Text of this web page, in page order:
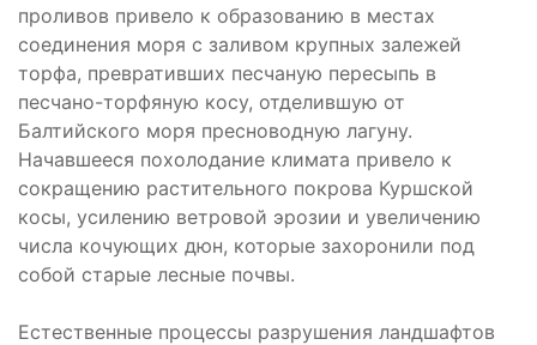
проливов привело к образованию в местах
соединения моря с заливом крупных залежей
торфа, превративших песчаную пересыпь в
песчано-торфяную косу, отделившую от
Балтийского моря пресноводную лагуну.
Начавшееся похолодание климата привело к
сокращению растительного покрова Куршской
косы, усилению ветровой эрозии и увеличению
числа кочующих дюн, которые захоронили под
собой старые лесные почвы.
Естественные процессы разрушения ландшафтов